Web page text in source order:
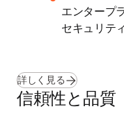
エンタープ
セキュリテ
詳しく見る
信頼性と品質